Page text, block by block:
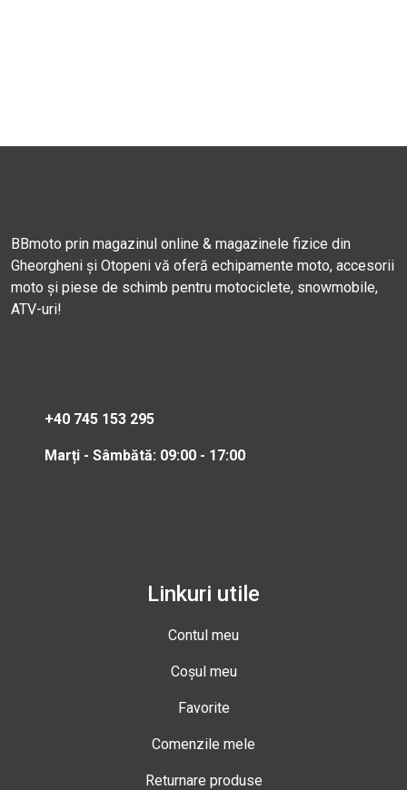
BBmoto prin magazinul online & magazinele fizice din
Gheorgheni și Otopeni vă oferă echipamente moto, accesorii
moto și piese de schimb pentru motociclete, snowmobile,
ATV-uri!
+40 745 153 295
Marți - Sâmbătă: 09:00 - 17:00
Linkuri utile
Contul meu
Coșul meu
Favorite
Comenzile mele
Returnare produse